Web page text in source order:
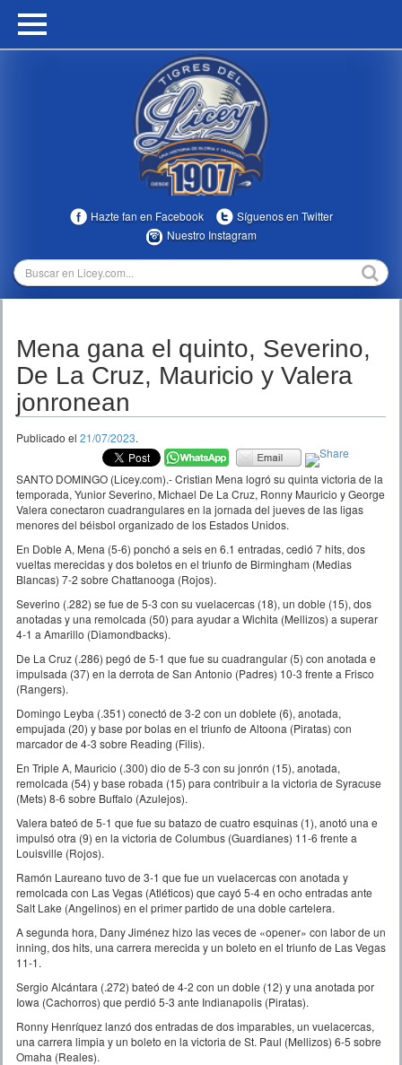
HOME
MULTIMEDIA
TEMPORADAS
Hazte fan en Facebook
Síguenos en Twitter
Nuestro Instagram
Mena gana el quinto, Severino,
De La Cruz, Mauricio y Valera
jonronean
Publicado el 21/07/2023.
SANTO DOMINGO (Licey.com).- Cristian Mena logró su quinta victoria de la
temporada, Yunior Severino, Michael De La Cruz, Ronny Mauricio y George
Valera conectaron cuadrangulares en la jornada del jueves de las ligas
menores del béisbol organizado de los Estados Unidos.
En Doble A, Mena (5-6) ponchó a seis en 6.1 entradas, cedió 7 hits, dos
vueltas merecidas y dos boletos en el triunfo de Birmingham (Medias
Blancas) 7-2 sobre Chattanooga (Rojos).
Severino (.282) se fue de 5-3 con su vuelacercas (18), un doble (15), dos
anotadas y una remolcada (50) para ayudar a Wichita (Mellizos) a superar
4-1 a Amarillo (Diamondbacks).
De La Cruz (.286) pegó de 5-1 que fue su cuadrangular (5) con anotada e
impulsada (37) en la derrota de San Antonio (Padres) 10-3 frente a Frisco
(Rangers).
Domingo Leyba (.351) conectó de 3-2 con un doblete (6), anotada,
empujada (20) y base por bolas en el triunfo de Altoona (Piratas) con
marcador de 4-3 sobre Reading (Filis).
En Triple A, Mauricio (.300) dio de 5-3 con su jonrón (15), anotada,
remolcada (54) y base robada (15) para contribuir a la victoria de Syracuse
(Mets) 8-6 sobre Buffalo (Azulejos).
Valera bateó de 5-1 que fue su batazo de cuatro esquinas (1), anotó una e
impulsó otra (9) en la victoria de Columbus (Guardianes) 11-6 frente a
Louisville (Rojos).
Ramón Laureano tuvo de 3-1 que fue un vuelacercas con anotada y
remolcada con Las Vegas (Atléticos) que cayó 5-4 en ocho entradas ante
Salt Lake (Angelinos) en el primer partido de una doble cartelera.
A segunda hora, Dany Jiménez hizo las veces de «opener» con labor de un
inning, dos hits, una carrera merecida y un boleto en el triunfo de Las Vegas
11-1.
Sergio Alcántara (.272) bateó de 4-2 con un doble (12) y una anotada por
Iowa (Cachorros) que perdió 5-3 ante Indianapolis (Piratas).
Ronny Henríquez lanzó dos entradas de dos imparables, un vuelacercas,
una carrera limpia y un boleto en la victoria de St. Paul (Mellizos) 6-5 sobre
Omaha (Reales).